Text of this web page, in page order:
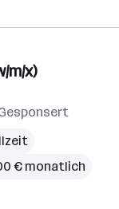
m/x)
€ monatlich